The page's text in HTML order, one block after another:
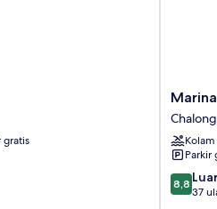
gratis
Marina
House
Ta-
iad
Phuket
Chalong
Chalong
Parkir
8.8
dari
8,8
37